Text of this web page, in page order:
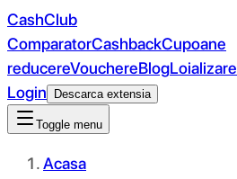
CashClub
ComparatorCashbackCupoane
reducereVouchereBlogLoializare
Login
Descarca extensia
Toggle menu
Acasa